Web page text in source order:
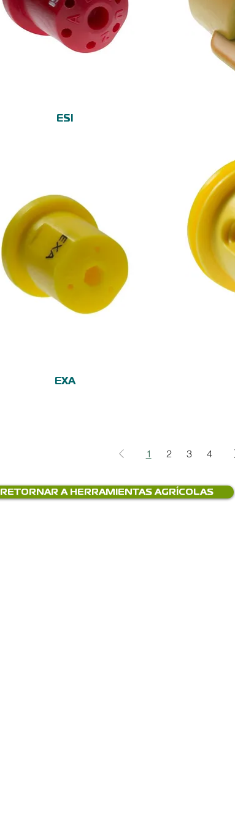
Vista rápida
ESI
Vista rápida
EXA
1 2 3 4
RETORNAR A HERRAMIENTAS AGRÍCOLAS